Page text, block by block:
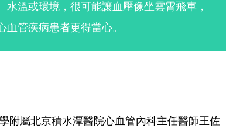
溫或環境，很可能讓血壓像坐雲霄飛車，
管疾病患者更得當心。
附屬北京積水潭醫院心血管內科主任醫師王佐